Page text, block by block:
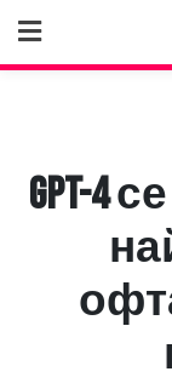
to
content
GPT-4